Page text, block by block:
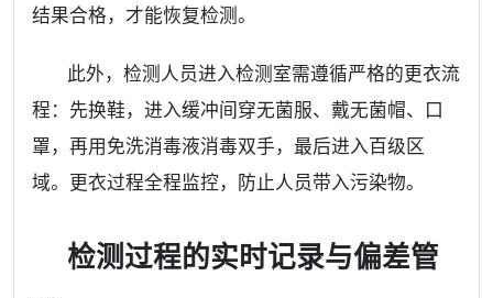
结果合格，才能恢复检测。
此外，检测人员进入检测室需遵循严格的更衣流
程：先换鞋，进入缓冲间穿无菌服、戴无菌帽、口
罩，再用免洗消毒液消毒双手，最后进入百级区
域。更衣过程全程监控，防止人员带入污染物。
检测过程的实时记录与偏差管